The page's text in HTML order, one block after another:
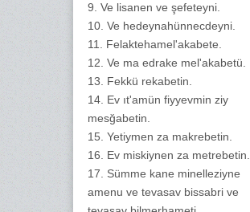
9. Ve lisanen ve şefeteyni.
10. Ve hedeynahünnecdeyni.
11. Felaktehamel'akabete.
12. Ve ma edrake mel'akabetü.
13. Fekkü rekabetin.
14. Ev ıt'amün fiyyevmin ziy
mesğabetin.
15. Yetiymen za makrebetin.
16. Ev miskiynen za metrebetin.
17. Sümme kane minelleziyne
amenu ve tevasav bissabri ve